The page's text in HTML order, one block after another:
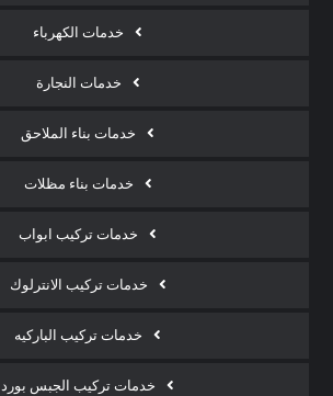
خدمات الكهرباء
خدمات النجارة
خدمات بناء الملاحق
خدمات بناء مظلات
خدمات تركيب ابواب
خدمات تركيب الانترلوك
خدمات تركيب الباركيه
خدمات تركيب الجبس بورد